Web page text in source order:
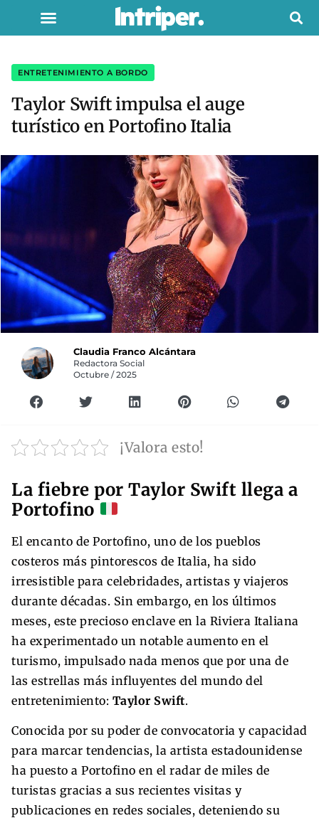
ENTRETENIMIENTO A BORDO
Taylor Swift impulsa el auge
turístico en Portofino Italia
Claudia Franco Alcántara
Redactora Social
Octubre / 2025
¡Valora esto!
La fiebre por Taylor Swift llega a
Portofino
El encanto de Portofino, uno de los pueblos
costeros más pintorescos de Italia, ha sido
irresistible para celebridades, artistas y viajeros
durante décadas. Sin embargo, en los últimos
meses, este precioso enclave en la Riviera Italiana
ha experimentado un notable aumento en el
turismo, impulsado nada menos que por una de
las estrellas más influyentes del mundo del
entretenimiento: Taylor Swift.
Conocida por su poder de convocatoria y capacidad
para marcar tendencias, la artista estadounidense
ha puesto a Portofino en el radar de miles de
turistas gracias a sus recientes visitas y
publicaciones en redes sociales, deteniendo su